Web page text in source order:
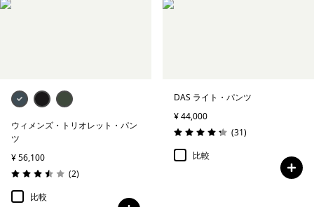
ウィメンズ・トリオレット・パン
ツ
¥ 56,100
評価: 3.5 / 5
(2レビュー
)
比較
DAS ライト・パンツ
¥ 44,000
評価: 4.3 / 5
(31レビュー
)
比較